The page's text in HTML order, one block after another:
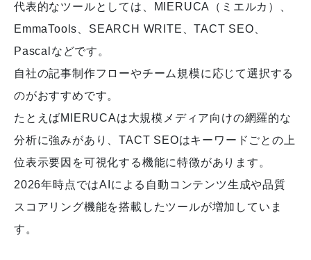
代表的なツールとしては、MIERUCA（ミエルカ）、
EmmaTools、SEARCH WRITE、TACT SEO、
Pascalなどです。
自社の記事制作フローやチーム規模に応じて選択する
のがおすすめです。
たとえばMIERUCAは大規模メディア向けの網羅的な
分析に強みがあり、TACT SEOはキーワードごとの上
位表示要因を可視化する機能に特徴があります。
2026年時点ではAIによる自動コンテンツ生成や品質
スコアリング機能を搭載したツールが増加していま
す。